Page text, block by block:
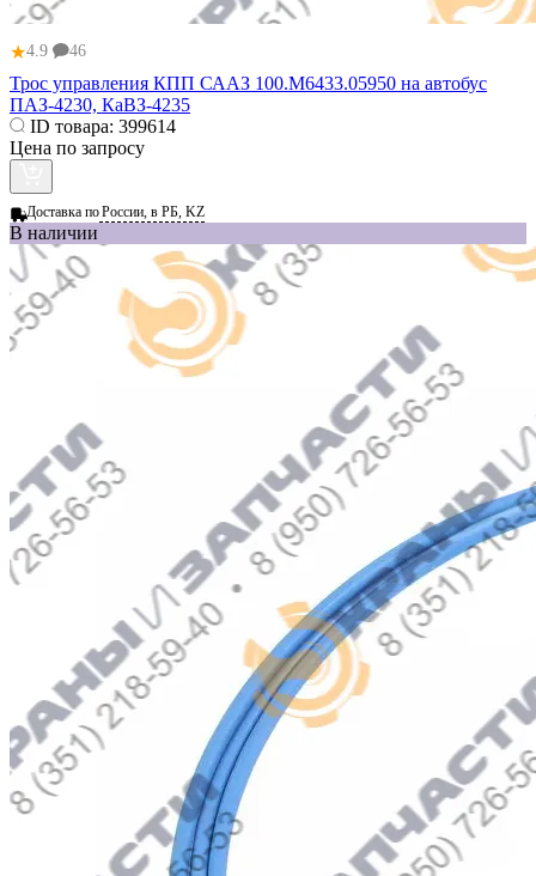
★4.9 46
Трос управления КПП СААЗ 100.М6433.05950 на автобус
ПАЗ-4230, КаВЗ-4235
ID товара: 399614
Цена по запросу
Доставка поРоссии, в РБ, KZ
В наличии